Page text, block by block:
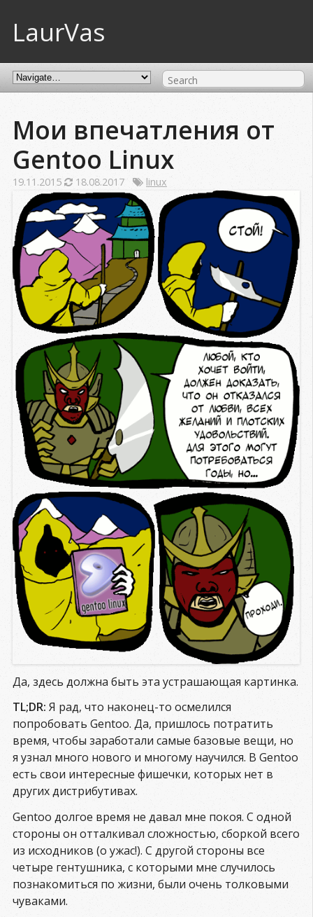
LaurVas
Мои впечатления от
Gentoo Linux
19.11.2015 18.08.2017 linux
Да, здесь должна быть эта устрашающая картинка.
TL;DR: Я рад, что наконец-то осмелился
попробовать Gentoo. Да, пришлось потратить
время, чтобы заработали самые базовые вещи, но
я узнал много нового и многому научился. В Gentoo
есть свои интересные фишечки, которых нет в
других дистрибутивах.
Gentoo долгое время не давал мне покоя. С одной
стороны он отталкивал сложностью, сборкой всего
из исходников (о ужас!). С другой стороны все
четыре гентушника, с которыми мне случилось
познакомиться по жизни, были очень толковыми
чуваками.